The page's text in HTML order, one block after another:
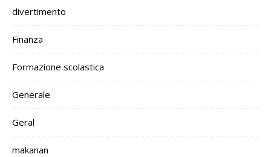
divertimento
Finanza
Formazione scolastica
Generale
Geral
makanan